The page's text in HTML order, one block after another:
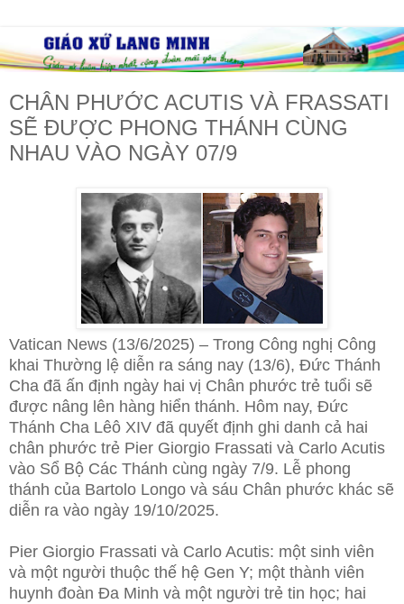
CHÂN PHƯỚC ACUTIS VÀ FRASSATI
SẼ ĐƯỢC PHONG THÁNH CÙNG
NHAU VÀO NGÀY 07/9
Vatican News (13/6/2025) – Trong Công nghị Công
khai Thường lệ diễn ra sáng nay (13/6), Đức Thánh
Cha đã ấn định ngày hai vị Chân phước trẻ tuổi sẽ
được nâng lên hàng hiển thánh. Hôm nay, Đức
Thánh Cha Lêô XIV đã quyết định ghi danh cả hai
chân phước trẻ Pier Giorgio Frassati và Carlo Acutis
vào Sổ Bộ Các Thánh cùng ngày 7/9. Lễ phong
thánh của Bartolo Longo và sáu Chân phước khác sẽ
diễn ra vào ngày 19/10/2025.
Pier Giorgio Frassati và Carlo Acutis: một sinh viên
và một người thuộc thế hệ Gen Y; một thành viên
huynh đoàn Đa Minh và một người trẻ tin học; hai